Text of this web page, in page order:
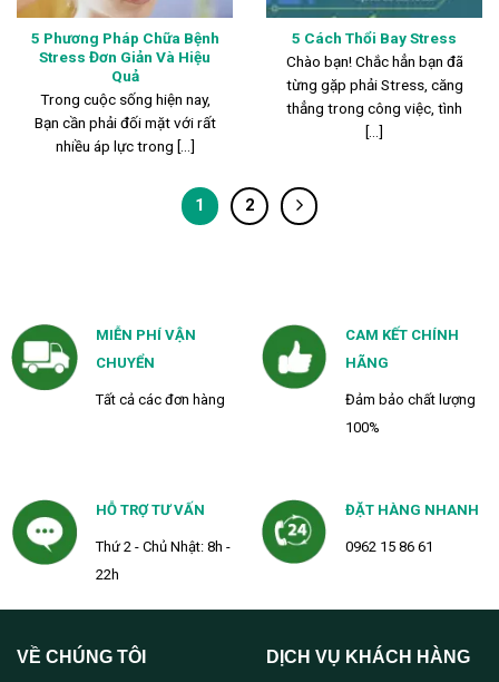
5 Phương Pháp Chữa Bệnh
Stress Đơn Giản Và Hiệu
Quả
Trong cuộc sống hiện nay,
Bạn cần phải đối mặt với rất
nhiều áp lực trong [...]
5 Cách Thổi Bay Stress
Chào bạn! Chắc hẳn bạn đã
từng gặp phải Stress, căng
thẳng trong công việc, tình
[...]
1 2
MIỄN PHÍ VẬN
CHUYỂN
Tất cả các đơn hàng
CAM KẾT CHÍNH
HÃNG
Đảm bảo chất lượng
100%
HỖ TRỢ TƯ VẤN
Thứ 2 - Chủ Nhật: 8h -
22h
ĐẶT HÀNG NHANH
0962 15 86 61
VỀ CHÚNG TÔI DỊCH VỤ KHÁCH HÀNG